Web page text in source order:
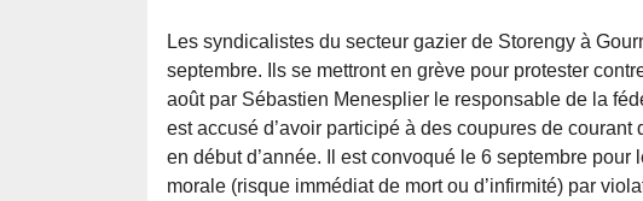
Les syndicalistes du secteur gazier de Storengy à
septembre. Ils se mettront en grève pour protester
août par Sébastien Menesplier le responsable de la
est accusé d’avoir participé à des coupures de
en début d’année. Il est convoqué le 6 septembre
morale (risque immédiat de mort ou d’infirmité) par